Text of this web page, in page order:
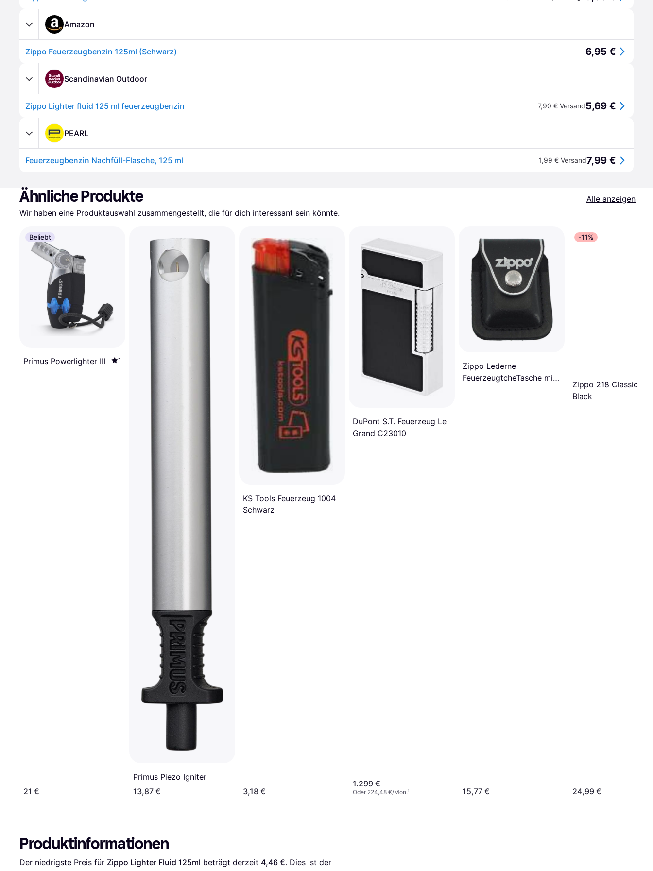
Amazon
Zippo Feuerzeugbenzin 125ml (Schwarz) 6,95 €
Scandinavian Outdoor
Zippo Lighter fluid 125 ml feuerzeugbenzin 7,90 € Versand5,69 €
PEARL
Feuerzeugbenzin Nachfüll-Flasche, 125 ml 1,99 € Versand7,99 €
Ähnliche Produkte
Alle anzeigen
Wir haben eine Produktauswahl zusammengestellt, die für dich interessant sein könnte.
Beliebt
Primus Powerlighter III 1
21 €
Primus Piezo Igniter
13,87 €
KS Tools Feuerzeug 1004
Schwarz
3,18 €
DuPont S.T. Feuerzeug Le
Grand C23010
1.299 €
Oder 224,48 €/Mon.¹
Zippo Lederne
FeuerzeugtcheTasche mit
15,77 €
-11%
Zippo 218 Classic
Black
24,99 €
Produktinformationen
Der niedrigste Preis für Zippo Lighter Fluid 125ml beträgt derzeit 4,46 €. Dies ist der